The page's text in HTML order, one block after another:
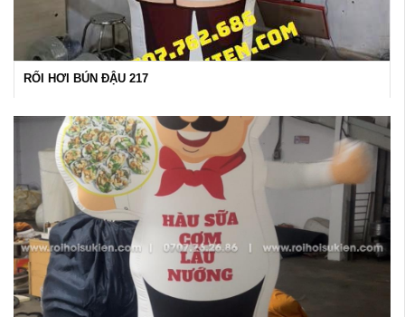
RỐI HƠI BÚN ĐẬU 217